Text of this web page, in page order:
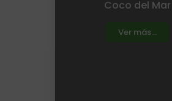
Coco del Mar
Ver más...